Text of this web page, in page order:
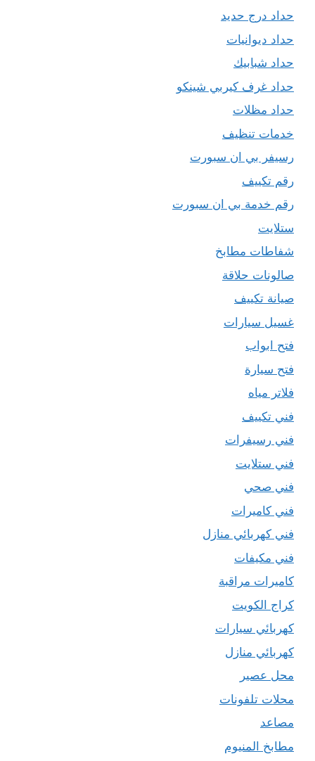
حداد درج حديد
حداد ديوانيات
حداد شبابيك
حداد غرف كيربي شينكو
حداد مظلات
خدمات تنظيف
رسيفر بي ان سبورت
رقم تكييف
رقم خدمة بي ان سبورت
ستلايت
شفاطات مطابخ
صالونات حلاقة
صيانة تكييف
غسيل سيارات
فتح ابواب
فتح سيارة
فلاتر مياه
فني تكييف
فني رسيفرات
فني ستلايت
فني صحي
فني كاميرات
فني كهربائي منازل
فني مكيفات
كاميرات مراقبة
كراج الكويت
كهربائي سيارات
كهربائي منازل
محل عصير
محلات تلفونات
مصاعد
مطابخ المنيوم